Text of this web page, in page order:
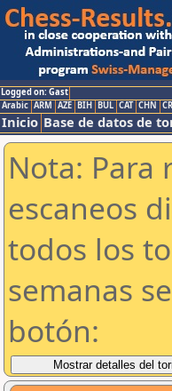
Logged on: Gast
Arabic ARM AZE BIH BUL CAT CHN
Inicio Base de datos de
Nota: Para
escaneos
todos los
semanas
botón: